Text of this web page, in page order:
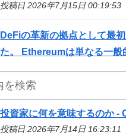
投稿日 2026年7月15日 00:19:53
DeFiの革新の拠点として最
た。 Ethereumは単なる一般
年7月14日 18:02:05 （ICO）
投資家に何を意味するのか -
投稿日 2026年7月14日 16:23:11